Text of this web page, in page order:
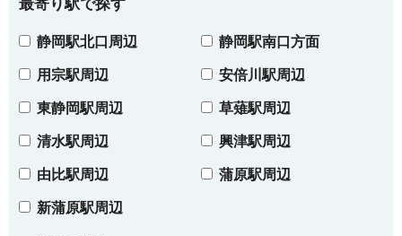
最寄り駅で探す
静岡駅北口周辺 静岡駅南口方面
用宗駅周辺 安倍川駅周辺
東静岡駅周辺 草薙駅周辺
清水駅周辺 興津駅周辺
由比駅周辺 蒲原駅周辺
新蒲原駅周辺